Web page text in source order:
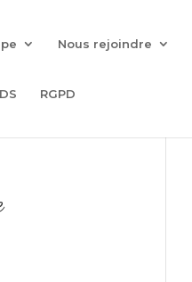
Nous rejoindre
RGPD